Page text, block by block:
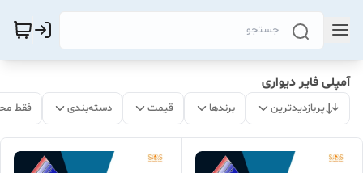
آمپلی فایر دیواری
پربازدیدترین برندها قیمت دسته‌بندی فقط